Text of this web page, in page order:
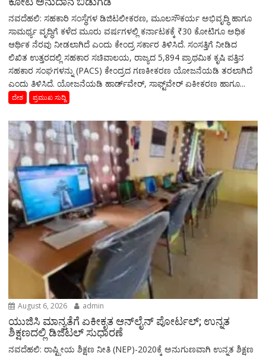
ನವದೆಹಲಿ: ಸಹಕಾರಿ ಸಂಸ್ಥೆಗಳ ಡಿಜಿಟಲೀಕರಣ, ಮೂಲಸೌಕರ್ಯ ಅಭಿವೃದ್ಧಿ ಹಾಗೂ
ಸಾಮರ್ಥ್ಯ ವೃದ್ಧಿಗೆ ಕಳೆದ ಮೂರು ವರ್ಷಗಳಲ್ಲಿ ಕರ್ನಾಟಕಕ್ಕೆ ₹30 ಕೋಟಿಗೂ ಅಧಿಕ
ಆರ್ಥಿಕ ನೆರವು ನೀಡಲಾಗಿದೆ ಎಂದು ಕೇಂದ್ರ ಸರ್ಕಾರ ತಿಳಿಸಿದೆ. ಸಂಸತ್ತಿಗೆ ನೀಡಿದ
ಲಿಖಿತ ಉತ್ತರದಲ್ಲಿ ಸಹಕಾರ ಸಚಿವಾಲಯ, ರಾಜ್ಯದ 5,894 ಪ್ರಾಥಮಿಕ ಕೃಷಿ ಪತ್ತಿನ
ಸಹಕಾರ ಸಂಘಗಳನ್ನು (PACS) ಕೇಂದ್ರದ ಗಣಕೀಕರಣ ಯೋಜನೆಯಡಿ ತರಲಾಗಿದೆ
ಎಂದು ತಿಳಿಸಿದೆ. ಯೋಜನೆಯಡಿ ಹಾರ್ಡ್‌ವೇರ್, ಸಾಫ್ಟ್‌ವೇರ್ ಏಕೀಕರಣ ಹಾಗೂ...
ದೇಶ ಪ್ರಮುಖ ಸುದ್ದಿ
August 6, 2026 admin
ಯುಜಿಸಿ ಮಾನ್ಯತೆಗೆ ಏಕೀಕೃತ ಆನ್‌ಲೈನ್ ಪೋರ್ಟಲ್; ಉನ್ನತ
ಶಿಕ್ಷಣದಲ್ಲಿ ಡಿಜಿಟಲ್ ಸುಧಾರಣೆ
ನವದೆಹಲಿ: ರಾಷ್ಟ್ರೀಯ ಶಿಕ್ಷಣ ನೀತಿ (NEP)-2020ಕ್ಕೆ ಅನುಗುಣವಾಗಿ ಉನ್ನತ ಶಿಕ್ಷಣ